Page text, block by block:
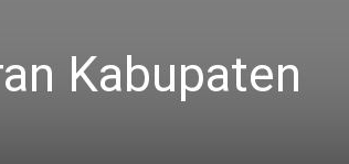
Kabupaten